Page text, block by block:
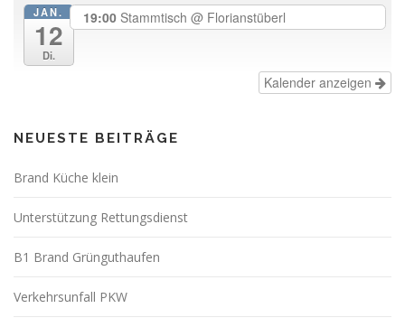
JAN.
12
Di.
19:00 Stammtisch @ Florianstüberl
Kalender anzeigen
NEUESTE BEITRÄGE
Brand Küche klein
Unterstützung Rettungsdienst
B1 Brand Grünguthaufen
Verkehrsunfall PKW